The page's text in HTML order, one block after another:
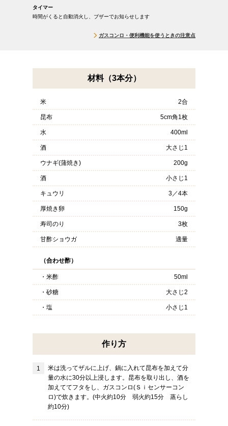
タイマー
時間がくると自動消火し、ブザーでお知らせします
ガスコンロ・便利機能を使うときの注意点
材料（3本分）
米 2合
昆布 5cm角1枚
水 400ml
酒 大さじ1
ウナギ(蒲焼き) 200g
酒 小さじ1
キュウリ 3／4本
厚焼き卵 150g
寿司のり 3枚
甘酢ショウガ 適量
（合わせ酢）
・米酢 50ml
・砂糖 大さじ2
・塩 小さじ1
作り方
米は洗ってザルに上げ、鍋に入れて昆布を加えて分
量の水に30分以上浸します。昆布を取り出し、酒を
加えててフタをし、ガスコンロ(Ｓｉセンサーコン
ロ)で炊きます。(中火約10分 弱火約15分 蒸らし
約10分)